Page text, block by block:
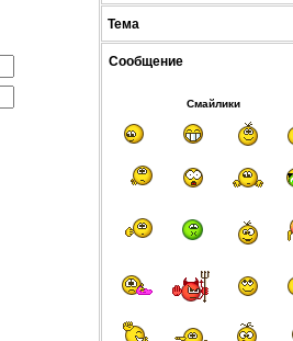
Тема
Сообщение
Смайлики